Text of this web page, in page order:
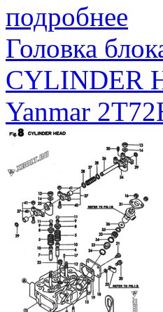
подробнее
Головка
CYLINDER
Yanmar